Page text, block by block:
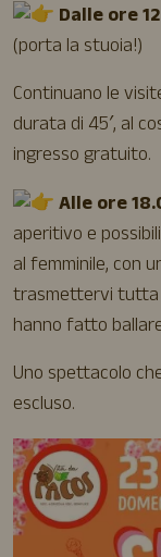
Dalle ore
(porta la stuoia!)
Continuano le
durata di 45′, al
ingresso gratuito.
Alle ore
aperitivo e
al femminile, con
trasmettervi tutta
hanno fatto
Uno spettacolo
escluso.